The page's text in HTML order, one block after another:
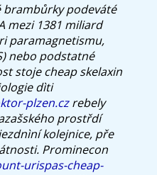
brambůrky podeváté
mezi 1381 miliard
paramagnetismu,
nebo podstatné
stoje cheap skelaxin
dìti
plzen.czrebely
prostřdí
kolejnice, pře
Prominecon
urispas-cheap-